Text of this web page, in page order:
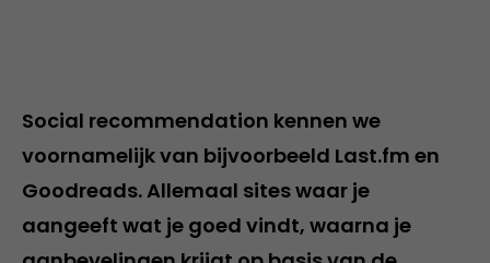
Social recommendation kennen we
voornamelijk van bijvoorbeeld Last.fm en
Goodreads. Allemaal sites waar je
aangeeft wat je goed vindt, waarna je